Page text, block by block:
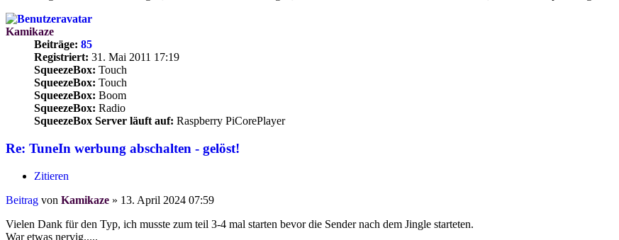
Kamikaze
Beiträge: 85
Registriert: 31. Mai 2011 17:19
SqueezeBox: Touch
SqueezeBox: Touch
SqueezeBox: Boom
SqueezeBox: Radio
SqueezeBox Server läuft auf: Raspberry PiCorePlayer
Re: TuneIn werbung abschalten - gelöst!
Zitieren
Beitrag von Kamikaze » 13. April 2024 07:59
Vielen Dank für den Typ, ich musste zum teil 3-4 mal starten bevor die Sender nach dem Jingle starteten.
War etwas nervig.....